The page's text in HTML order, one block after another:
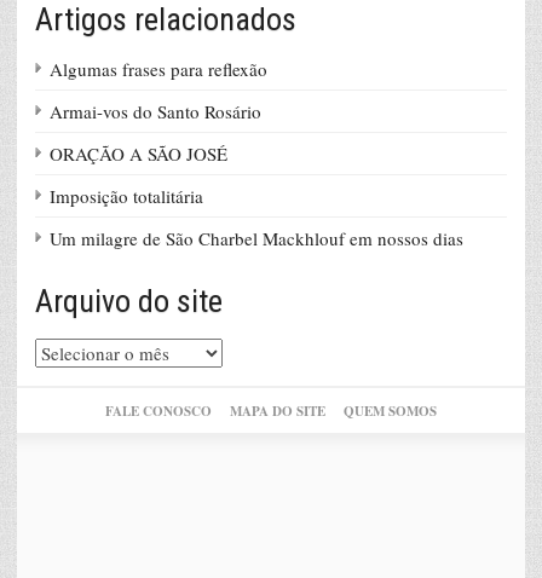
Artigos relacionados
Algumas frases para reflexão
Armai-vos do Santo Rosário
ORAÇÃO A SÃO JOSÉ
Imposição totalitária
Um milagre de São Charbel Mackhlouf em nossos dias
Arquivo do site
Arquivo
do
FALE CONOSCO MAPA DO SITE QUEM SOMOS